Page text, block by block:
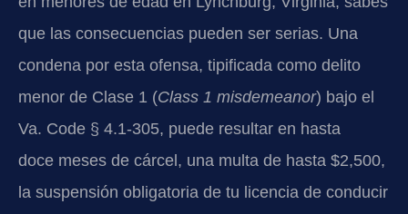
que las consecuencias pueden ser serias. Una
condena por esta ofensa, tipificada como delito
menor de Clase 1 (Class 1 misdemeanor) bajo el
Va. Code § 4.1‑305, puede resultar en hasta
doce meses de cárcel, una multa de hasta $2,500,
la suspensión obligatoria de tu licencia de conducir